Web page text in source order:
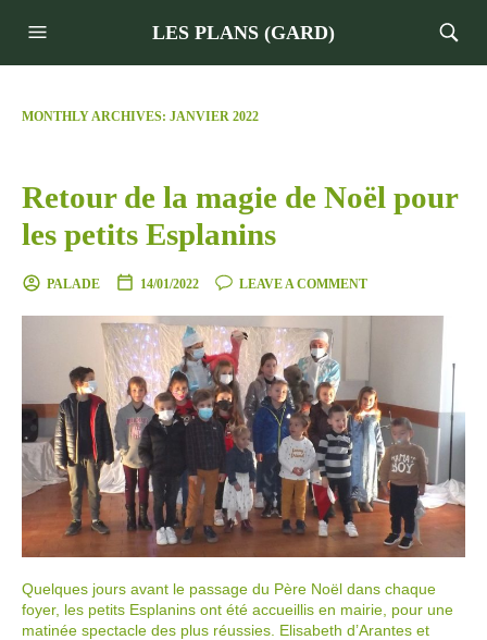
LES PLANS (GARD)
MONTHLY ARCHIVES: JANVIER 2022
Retour de la magie de Noël pour
les petits Esplanins
PALADE 14/01/2022 LEAVE A COMMENT
Quelques jours avant le passage du Père Noël dans chaque
foyer, les petits Esplanins ont été accueillis en mairie, pour une
matinée spectacle des plus réussies. Elisabeth d’Arantes et